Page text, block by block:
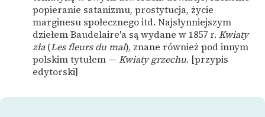
sprawozdania finansowe
Regulamin darowizn
Informacja o treściach
wrażliwych
popieranie satanizmu, prostytucja, życie
marginesu społecznego itd. Najsłynniejszym
dziełem Baudelaire'a są wydane w 1857 r.Kwiaty
zła(Les fleurs du mal), znane również pod innym
polskim tytułem —Kwiaty grzechu. [przypis
edytorski]